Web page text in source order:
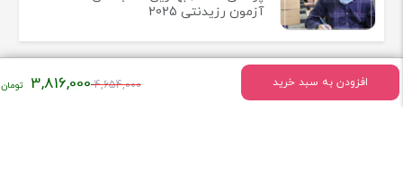
افزودن به سبد خرید 4,654,000قیمت
3,816,000
آزمون رزیدنتی 2025